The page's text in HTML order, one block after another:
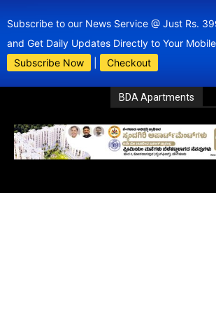
Subscribe to our News Service @ Just Rs.
and Get Daily Updates Directly to Your
Subscribe Now
Checkout
BDA Apartments